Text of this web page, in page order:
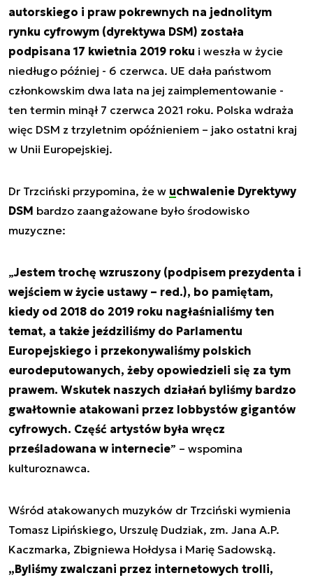
autorskiego i praw pokrewnych na jednolitym
rynku cyfrowym (dyrektywa DSM) została
podpisana 17 kwietnia 2019 roku i weszła w życie
niedługo później - 6 czerwca. UE dała państwom
członkowskim dwa lata na jej zaimplementowanie -
ten termin minął 7 czerwca 2021 roku. Polska wdraża
więc DSM z trzyletnim opóźnieniem – jako ostatni kraj
w Unii Europejskiej.
Dr Trzciński przypomina, że w uchwalenie Dyrektywy
DSM bardzo zaangażowane było środowisko
muzyczne:
„Jestem trochę wzruszony (podpisem prezydenta i
wejściem w życie ustawy – red.), bo pamiętam,
kiedy od 2018 do 2019 roku nagłaśnialiśmy ten
temat, a także jeździliśmy do Parlamentu
Europejskiego i przekonywaliśmy polskich
eurodeputowanych, żeby opowiedzieli się za tym
prawem. Wskutek naszych działań byliśmy bardzo
gwałtownie atakowani przez lobbystów gigantów
cyfrowych. Część artystów była wręcz
prześladowana w internecie” – wspomina
kulturoznawca.
Wśród atakowanych muzyków dr Trzciński wymienia
Tomasz Lipińskiego, Urszulę Dudziak, zm. Jana A.P.
Kaczmarka, Zbigniewa Hołdysa i Marię Sadowską.
„Byliśmy zwalczani przez internetowych trolli,